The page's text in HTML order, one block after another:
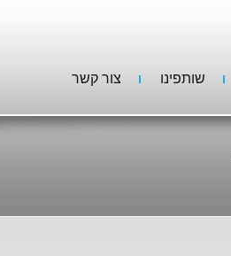
שותפינו צור קשר